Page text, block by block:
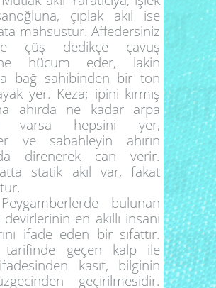
çıplak akıl ise
mahsustur. Affedersiniz
çüş dedikçe çavuş
hücum eder, lakin
bağ sahibinden bir ton
yer. Keza; ipini kırmış
ahırda ne kadar arpa
varsa hepsini yer,
ve sabahleyin ahırın
direnerek can verir.
statik akıl var, fakat
Peygamberlerde bulunan
en akıllı insanı
ifade eden bir sıfattır.
tarifinde geçen kalp ile
kasıt, bilginin
geçirilmesidir.